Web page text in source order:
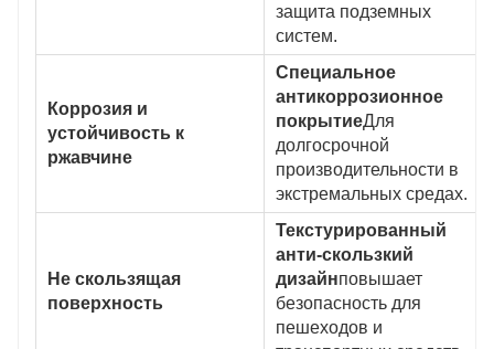
защита подземных
систем.
Коррозия и
устойчивость к
ржавчине
Специальное
антикоррозионное
покрытиеДля
долгосрочной
производительности в
экстремальных средах.
Не скользящая
поверхность
Текстурированный
анти-скользкий
дизайнповышает
безопасность для
пешеходов и